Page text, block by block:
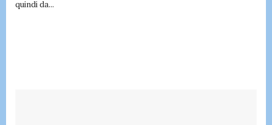
quindi da...